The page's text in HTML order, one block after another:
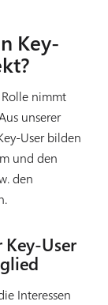
Key-
nimmt
unserer
User bilden
und den
den
User
Interessen